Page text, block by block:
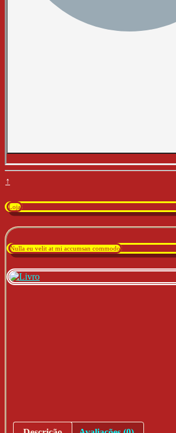
↑
Loja
Nulla eu velit at mi accumsan commodo